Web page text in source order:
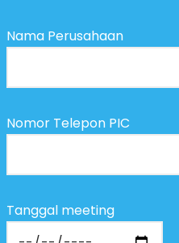
Nama Perusahaan
Nomor Telepon PIC
Tanggal meeting